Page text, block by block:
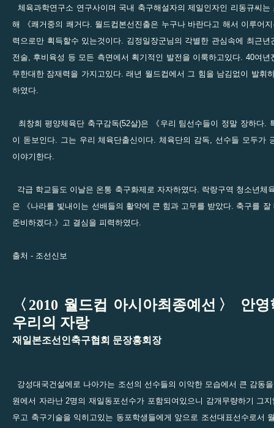
체육과학연구소 연구사이며 국내 축구해설자의 제일인자인 리동규씨
해 《쾌거중의 쾌거다. 월드컵본선진출은 누구나 바란다고 해서 이루어
력으로만 획득할수 있는것이다. 김정일장군님의 각별한 관심속에 최근
전술, 후비육성 등 모든 측면에서 획기적인 발전을 이룩하고있다. 40여
무한대한 잠재력을 가지고있다. 래년 월드컵에서 그 힘을 남김없이 발휘
하였다.
최창희 평양체육단 축구감독(52살)은 《우리 팀선수들이 정말 장하다.
이 돋보인다. 그는 우리 체육단출신이다. 체육단의 감독, 선수들 모두가
이야기한다.
각급 학교들도 이날은 온통 축구화제로 자자하였다. 락랑구역 청소년체
은 《나라를 빛내이는 선배들의 활약에 큰 힘과 고무를 받았다. 축구를
준비하겠다.》고 결심을 피력하였다.
출처 - 조선신보
〈2010 월드컵 아시아최종예선〉 안
우리의 자랑
재일본조선인축구협회 문장홍회장
강성대국건설에로 나아가는 조선의 선수들의 이악한 모습에서 큰 감동
원에서 자라난 2명의 재일동포선수가 포함되여있으니 감개무량하기 그
우고 축구기술을 익히고있는 동포학생들에게 앞으로 조선대표선수로서